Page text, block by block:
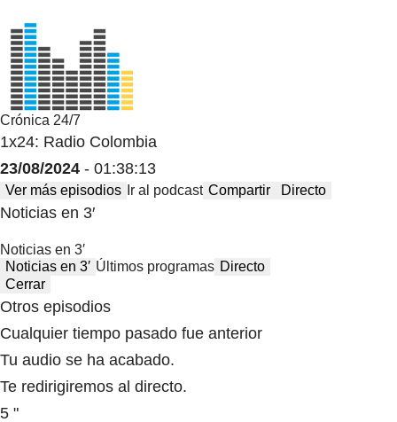
Crónica 24/7
1x24: Radio Colombia
23/08/2024 - 01:38:13
Ver más episodios Ir al podcast Compartir Directo
Noticias en 3′
Noticias en 3′
Noticias en 3′ Últimos programas Directo
Cerrar
Otros episodios
Cualquier tiempo pasado fue anterior
Tu audio se ha acabado.
Te redirigiremos al directo.
5 "